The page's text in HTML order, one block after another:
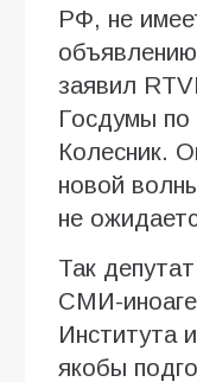
РФ, не
заявил
Госдумы
Колесник.
новой
не
Так
СМИ-
Института
якобы